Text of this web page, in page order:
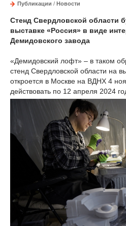
Публикации / Новости
Стенд Свердловской области
выставке «Россия» в виде
Демидовского завода
«Демидовский лофт» – в таком
стенд Свердловской области на
откроется в Москве на ВДНХ 4
действовать по 12 апреля 2024